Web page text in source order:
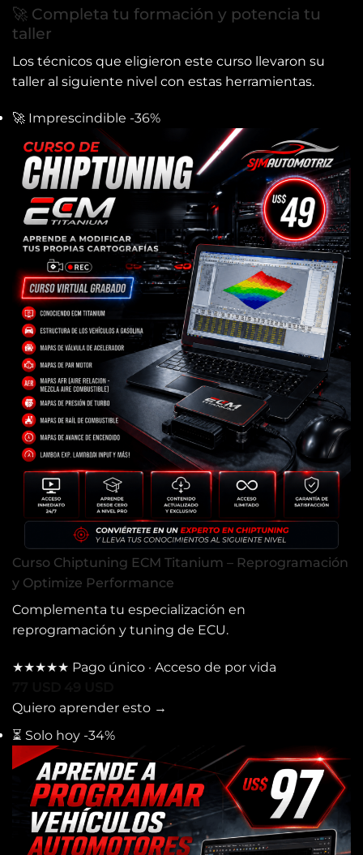
🚀 Completa tu formación y potencia tu
taller
Los técnicos que eligieron este curso llevaron su
taller al siguiente nivel con estas herramientas.
🚀 Imprescindible -36%
Curso Chiptuning ECM Titanium – Reprogramación
y Optimize Performance
Complementa tu especialización en
reprogramación y tuning de ECU.
★★★★★ Pago único · Acceso de por vida
Quiero aprender esto →
⏳ Solo hoy -34%